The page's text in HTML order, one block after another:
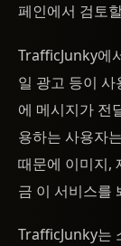
페인에서 검토
TrafficJunky에
일 광고 등이
에 메시지가 전
용하는 사용자
때문에 이미지,
금 이 서비스를
TrafficJunky는